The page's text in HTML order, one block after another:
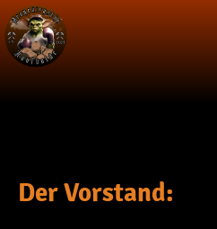
Der Vorstand: